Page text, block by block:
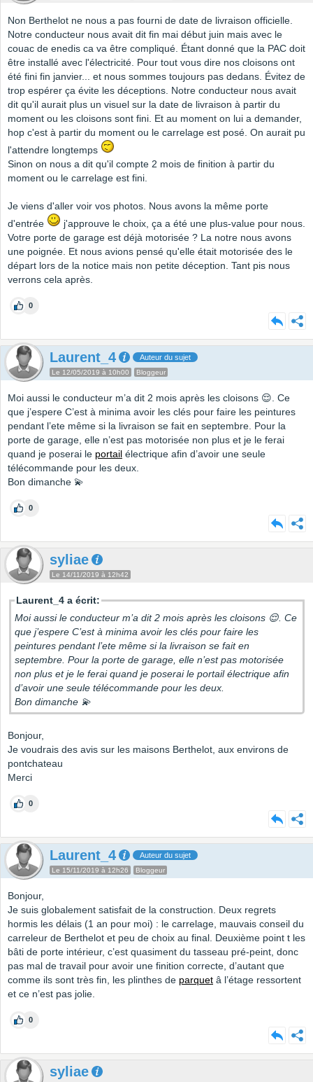
Non Berthelot ne nous a pas fourni de date de livraison officielle.
Notre conducteur nous avait dit fin mai début juin mais avec le
couac de enedis ca va être compliqué. Étant donné que la PAC doit
être installé avec l'électricité. Pour tout vous dire nos cloisons ont
été fini fin janvier... et nous sommes toujours pas dedans. Évitez de
trop espérer ça évite les déceptions. Notre conducteur nous avait
dit qu'il aurait plus un visuel sur la date de livraison à partir du
moment ou les cloisons sont fini. Et au moment on lui a demander,
hop c'est à partir du moment ou le carrelage est posé. On aurait pu
l'attendre longtemps
Sinon on nous a dit qu'il compte 2 mois de finition à partir du
moment ou le carrelage est fini.
Je viens d'aller voir vos photos. Nous avons la même porte
d'entrée
j'approuve le choix, ça a été une plus-value pour nous.
Votre porte de garage est déjà motorisée ? La notre nous avons
une poignée. Et nous avions pensé qu'elle était motorisée des le
départ lors de la notice mais non petite déception. Tant pis nous
verrons cela après.
0
Laurent_4 Auteur du sujet
Le 12/05/2019 à 10h00 Bloggeur
Moi aussi le conducteur m’a dit 2 mois après les cloisons 😌. Ce
que j’espere C’est à minima avoir les clés pour faire les peintures
pendant l’ete même si la livraison se fait en septembre. Pour la
porte de garage, elle n’est pas motorisée non plus et je le ferai
quand je poserai le portail électrique afin d’avoir une seule
télécommande pour les deux.
Bon dimanche 💫
0
syliae
Le 14/11/2019 à 12h42
Laurent_4 a écrit:
Moi aussi le conducteur m’a dit 2 mois après les cloisons 😌. Ce
que j’espere C’est à minima avoir les clés pour faire les
peintures pendant l’ete même si la livraison se fait en
septembre. Pour la porte de garage, elle n’est pas motorisée
non plus et je le ferai quand je poserai le portail électrique afin
d’avoir une seule télécommande pour les deux.
Bon dimanche 💫
Bonjour,
Je voudrais des avis sur les maisons Berthelot, aux environs de
pontchateau
Merci
0
Laurent_4 Auteur du sujet
Le 15/11/2019 à 12h26 Bloggeur
Bonjour,
Je suis globalement satisfait de la construction. Deux regrets
hormis les délais (1 an pour moi) : le carrelage, mauvais conseil du
carreleur de Berthelot et peu de choix au final. Deuxième point t les
bâti de porte intérieur, c’est quasiment du tasseau pré-peint, donc
pas mal de travail pour avoir une finition correcte, d’autant que
comme ils sont très fin, les plinthes de parquet â l’étage ressortent
et ce n’est pas jolie.
0
syliae